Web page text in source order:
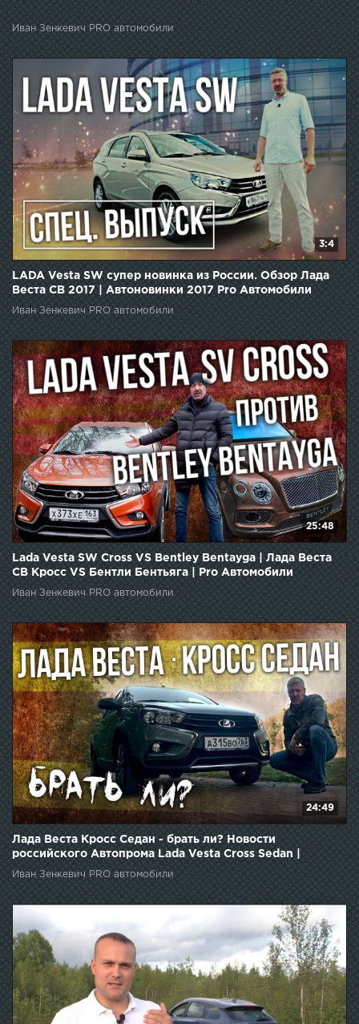
Иван Зенкевич PRO автомобили
3:4
LADA Vesta SW супер новинка из России. Обзор Лада
Веста СВ 2017 | Автоновинки 2017 Pro Автомобили
Иван Зенкевич PRO автомобили
25:48
Lada Vesta SW Cross VS Bentley Bentayga | Лада Веста
СВ Кросс VS Бентли Бентьяга | Pro Автомобили
Иван Зенкевич PRO автомобили
24:49
Лада Веста Кросс Седан - брать ли? Новости
российского Автопрома Lada Vesta Cross Sedan |
Зенкевич
Иван Зенкевич PRO автомобили